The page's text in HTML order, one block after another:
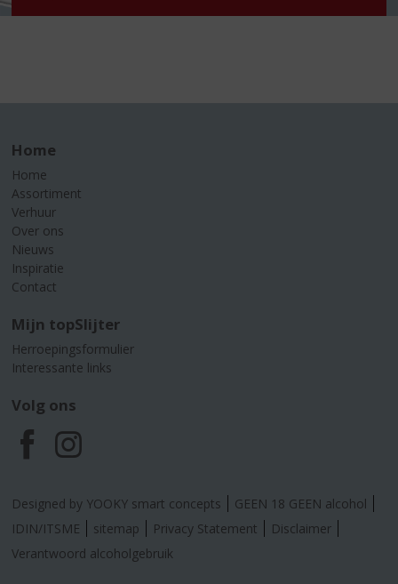
Home
Home
Assortiment
Verhuur
Over ons
Nieuws
Inspiratie
Contact
Mijn topSlijter
Herroepingsformulier
Interessante links
Volg ons
F
a
c
I
n
s
Designed by YOOKY smart concepts
GEEN 18 GEEN alcohol
IDIN/ITSME
sitemap Privacy Statement
Disclaimer
Verantwoord alcoholgebruik